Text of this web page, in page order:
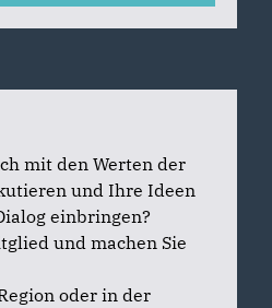
mit den Werten der
und Ihre Ideen
einbringen?
und machen Sie
oder in der